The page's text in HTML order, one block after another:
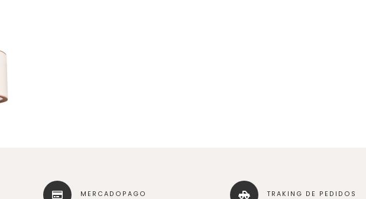
MERCADOPAGO TRAKING DE PEDIDOS